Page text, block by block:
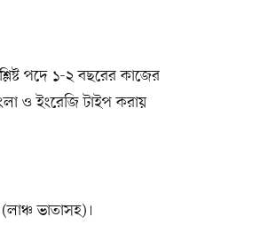
পদে ১-২ বছরের কাজের
ও ইংরেজি টাইপ করায়
ভাতাসহ)।